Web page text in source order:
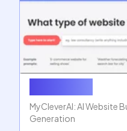
MyCleverAI: AI Website
Generation